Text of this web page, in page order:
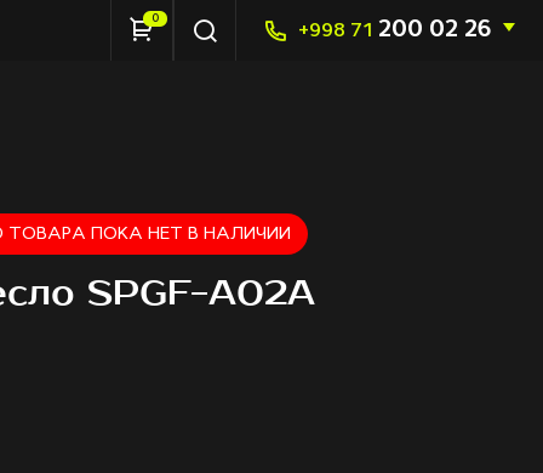
0
+998 71 200 02 26
ТОВАРА ПОКА НЕТ В НАЛИЧИИ
SPGF-A02A